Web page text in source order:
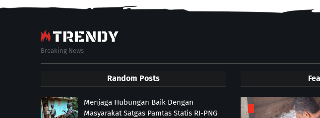
Breaking News
Random Posts
Menjaga Hubungan Baik Dengan
Masyarakat Satgas Pamtas Statis RI-PNG